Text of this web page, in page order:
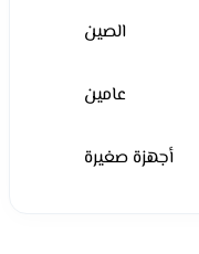
الصين
عامين
أجهزة صغيرة